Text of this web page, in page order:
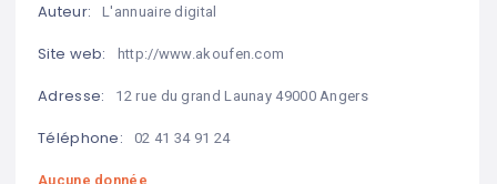
Auteur: L'annuaire digital
Site web: http://www.akoufen.com
Adresse: 12 rue du grand Launay 49000 Angers
Téléphone: 02 41 34 91 24
Aucune donnée